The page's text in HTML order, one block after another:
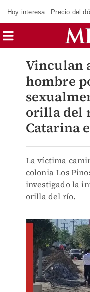
Hoy interesa: Precio del
Vinculan
hombre
orilla del
Catarina
La víctima
colonia Los
investigado la
orilla del río.